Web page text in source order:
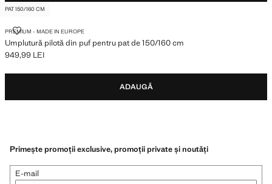
PAT 150/160 CM
PREMIUM - MADE IN EUROPE
Umplutură pilotă din puf pentru pat de 150/160 cm
UMPLUTURĂ PILOTĂ DIN PUF PENTRU PAT DE 150/160 CM
Preț actual [949,99 LEI ]
949,99 LEI
ADAUGĂ
Primește promoții exclusive, promoții private și noutăți
E-mail